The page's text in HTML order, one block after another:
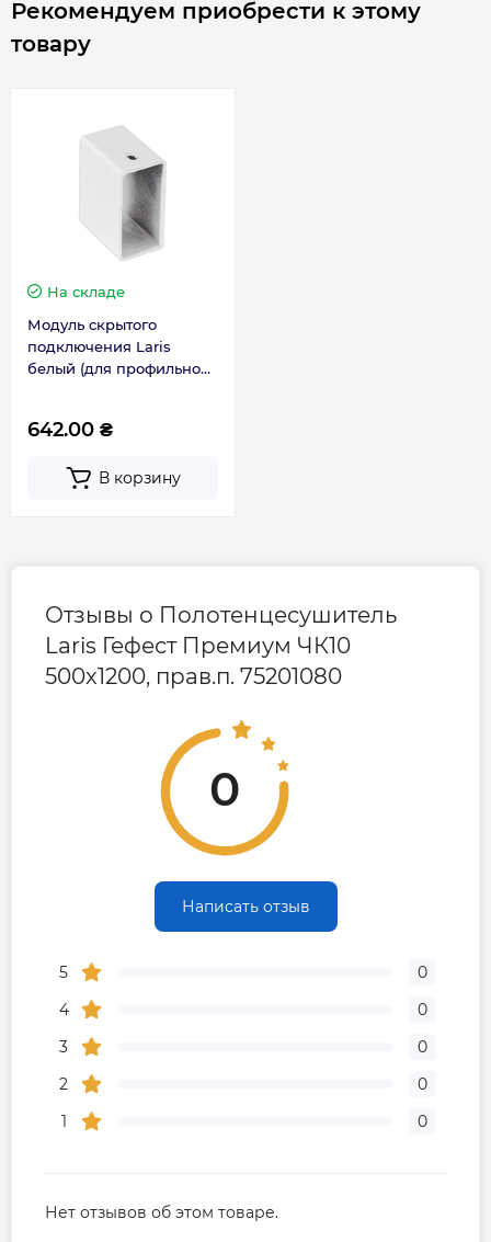
понадобится приобрести модуль, соответствующий
профилю стойки полотенцесушителя. Затем,
комплектации к модулю).
Рекомендуем приобрести к этому
товару
На складе
Модуль скрытого
подключения Laris
белый (для профильной
642.00 ₴
В корзину
Отзывы о Полотенцесушитель
Laris Гефест Премиум ЧК10
500x1200, прав.п. 75201080
0
Написать отзыв
5
0
4
0
3
0
2
0
1
0
Нет отзывов об этом товаре.